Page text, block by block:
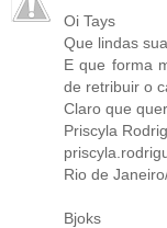
Oi Tays
Que lindas
E que forma
de retribuir o
Claro que
Priscyla
Rio de
Bjoks